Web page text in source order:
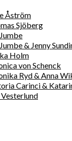
Åström
Sjöberg
& Jenny
Holm
von Schenck
Ryd & Anna
Carinci &